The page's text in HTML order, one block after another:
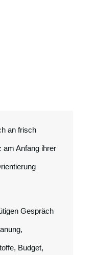
an frisch
am Anfang ihrer
Gespräch
Budget,